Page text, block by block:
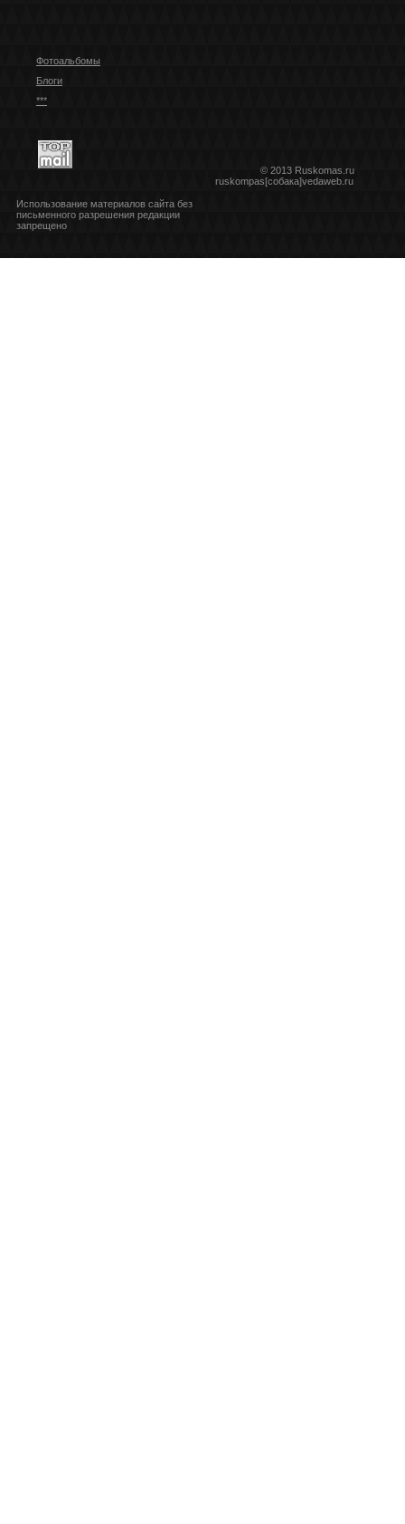
Фотоальбомы
Блоги
***
© 2013 Ruskomas.ru
ruskompas[собака]vedaweb.ru
Использование материалов сайта без
письменного разрешения редакции
запрещено